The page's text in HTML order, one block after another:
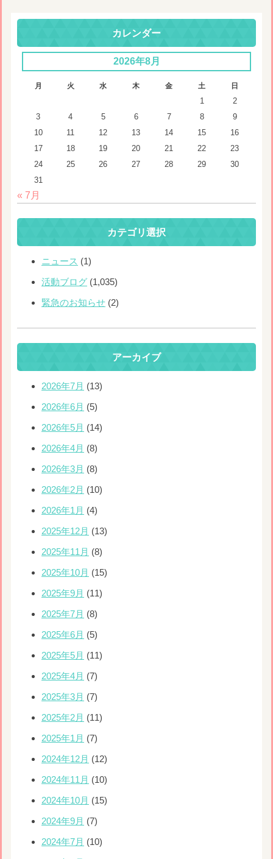
カレンダー
2026年8月
月 火 水 木 金 土 日
1
2
3
4 5 6 7 8
9
10
11 12 13 14 15
16
17
18 19 20 21 22
23
24
25 26 27 28 29
30
31
« 7月
カテゴリ選択
ニュース (1)
活動ブログ (1,035)
緊急のお知らせ (2)
アーカイブ
2026年7月 (13)
2026年6月 (5)
2026年5月 (14)
2026年4月 (8)
2026年3月 (8)
2026年2月 (10)
2026年1月 (4)
2025年12月 (13)
2025年11月 (8)
2025年10月 (15)
2025年9月 (11)
2025年7月 (8)
2025年6月 (5)
2025年5月 (11)
2025年4月 (7)
2025年3月 (7)
2025年2月 (11)
2025年1月 (7)
2024年12月 (12)
2024年11月 (10)
2024年10月 (15)
2024年9月 (7)
2024年7月 (10)